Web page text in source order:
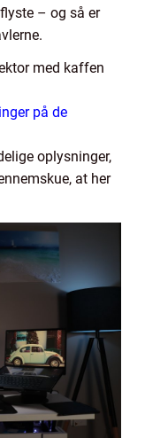
– og så er
med kaffen
på de
oplysninger,
at her